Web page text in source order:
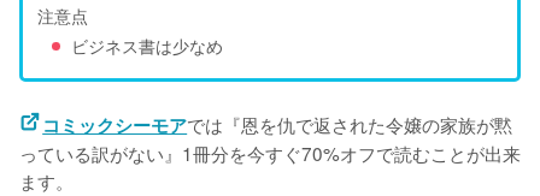
注意点
ビジネス書は少なめ
コミックシーモアでは『恩を仇で返された令嬢の家族が黙
っている訳がない』1冊分を今すぐ70%オフで読むことが出来
ます。